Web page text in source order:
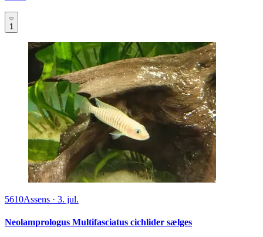
1
5610Assens · 3. jul.
Neolamprologus Multifasciatus cichlider sælges